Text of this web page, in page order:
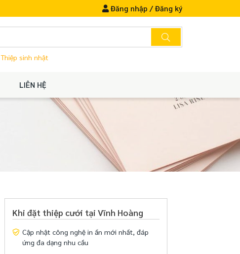
Đăng nhập / Đăng ký
Thiệp sinh nhật
LIÊN HỆ
Khi đặt thiệp cưới tại Vĩnh Hoàng
Cập nhật công nghệ in ấn mới nhất, đáp
ứng đa dạng nhu cầu